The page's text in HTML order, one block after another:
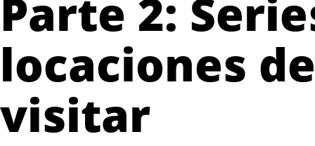
Parte 2:
locaciones
visitar